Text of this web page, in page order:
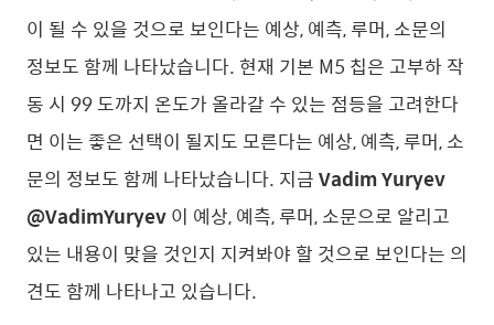
이 될 수 있을 것으로 보인다는 예상, 예측, 루머, 소문의
정보도 함께 나타났습니다. 현재 기본 M5 칩은 고부하 작
동 시 99 도까지 온도가 올라갈 수 있는 점등을 고려한다
면 이는 좋은 선택이 될지도 모른다는 예상, 예측, 루머, 소
문의 정보도 함께 나타났습니다. 지금Vadim Yuryev
@VadimYuryev이 예상, 예측, 루머, 소문으로 알리고
있는 내용이 맞을 것인지 지켜봐야 할 것으로 보인다는 의
견도 함께 나타나고 있습니다.